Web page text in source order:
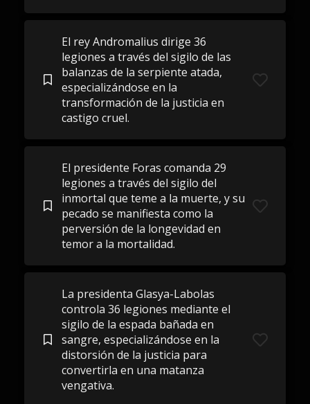
El rey Andromalius dirige 36
legiones a través del sigilo de las
balanzas de la serpiente atada,
especializándose en la
transformación de la justicia en
castigo cruel.
El presidente Foras comanda 29
legiones a través del sigilo del
inmortal que teme a la muerte, y su
pecado se manifiesta como la
perversión de la longevidad en
temor a la mortalidad.
La presidenta Glasya-Labolas
controla 36 legiones mediante el
sigilo de la espada bañada en
sangre, especializándose en la
distorsión de la justicia para
convertirla en una matanza
vengativa.